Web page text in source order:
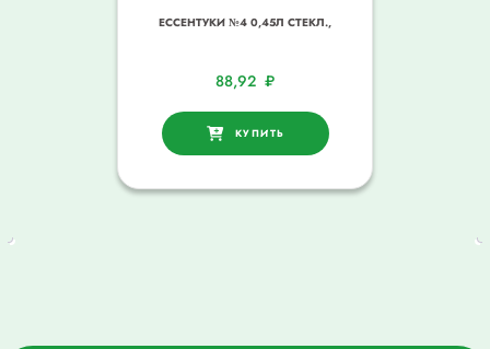
ЕССЕНТУКИ №4 0,45Л СТЕКЛ.,
88,92 ₽
КУПИТЬ